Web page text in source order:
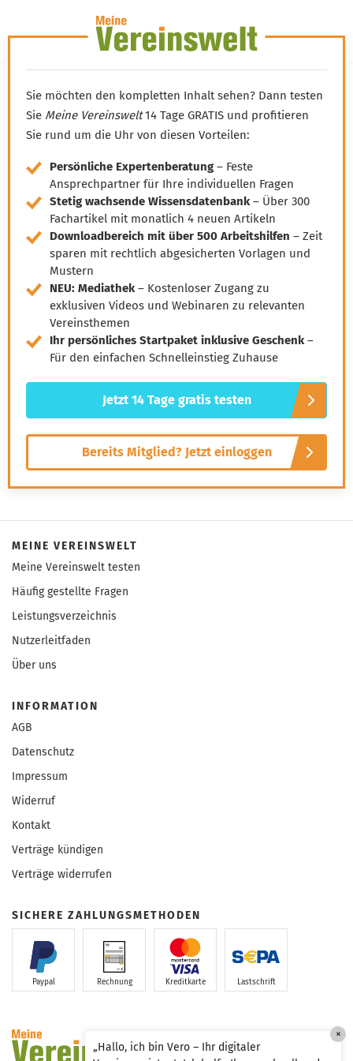
LOGIN
Klartext zur
Ehrenamtspauschale:
worauf Sie jetzt achten
müssen
15.05.2023
Sie möchten den kompletten Inhalt sehen? Dann testen
Sie Meine Vereinswelt14 Tage GRATIS und profitieren
Sie rund um die Uhr von diesen Vorteilen:
Persönliche Expertenberatung– Feste
Ansprechpartner für Ihre individuellen Fragen
Stetig wachsende Wissensdatenbank– Über 300
Fachartikel mit monatlich 4 neuen Artikeln
Downloadbereich mit über 500 Arbeitshilfen – Zeit
sparen mit rechtlich abgesicherten Vorlagen und
Mustern
NEU: Mediathek– Kostenloser Zugang zu
exklusiven Videos und Webinaren zu relevanten
Vereinsthemen
Ihr persönliches Startpaket inklusive Geschenk–
Für den einfachen Schnelleinstieg Zuhause
Jetzt 14 Tage gratis testen
Bereits Mitglied? Jetzt einloggen
MEINE VEREINSWELT
Meine Vereinswelt testen
Häufig gestellte Fragen
Leistungsverzeichnis
Nutzerleitfaden
Über uns
INFORMATION
AGB
Datenschutz
Impressum
Widerruf
Kontakt
Verträge kündigen
Verträge widerrufen
SICHERE ZAHLUNGSMETHODEN
Paypal Rechnung Kreditkarte Lastschrift
Wissen von Vero Ihr KI-Agent
Hallo, ich bin Vero Ihr digitaler Vereinshelfer in Meine
Vereinswelt. Ich gebe Ihnen schnell Antworten aus dem
Wissen von 14 erfahrenen Vereinsexperten. Und falls ich
unsere 14 Experten wenden – sie stehen Ihnen persönlich
mit Rat und Tat zur Seite.
„Hallo, ich bin Vero – Ihr digitaler
×